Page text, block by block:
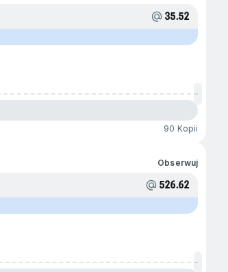
35.52
90 Kopii
Obserwuj
526.62